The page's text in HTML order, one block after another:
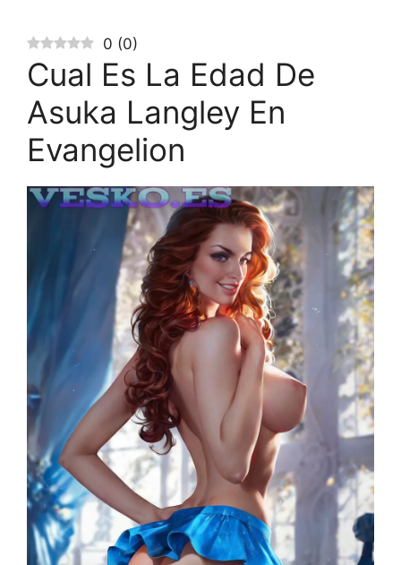
0 (0)
Cual Es La Edad De
Asuka Langley En
Evangelion